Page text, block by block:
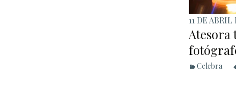
11 DE ABRIL
Atesora
Celebra